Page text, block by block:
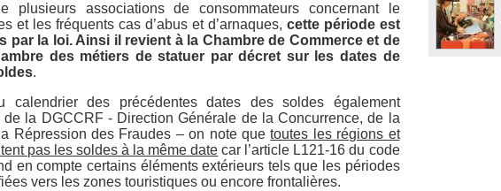
associations de consommateurs concernant le
et les fréquents cas d’abus et d’arnaques, cette période est
par la loi. Ainsi il revient à la Chambre de Commerce et de
des métiers de statuer par décret sur les dates de
.
calendrier des précédentes dates des soldes également
la DGCCRF - Direction Générale de la Concurrence, de la
Répression des Fraudes – on note quetoutes les régions et
pas les soldes à la même date car l’article L121-16 du code
en compte certains éléments extérieurs tels que les périodes
vers les zones touristiques ou encore frontalières.